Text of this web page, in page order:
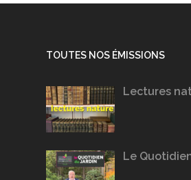
TOUTES NOS ÉMISSIONS
Lectures
Le